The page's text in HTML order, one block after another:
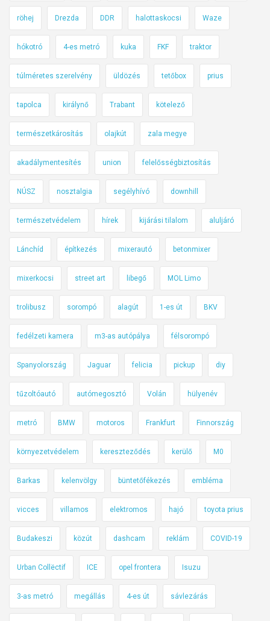
e
t
e
ő
l
a
z
ü
t
z
ö
m
ű
k
d
”
T
e
i
g
h
t
i
röhej Drezda DDR halottaskocsi Waze
hókotró 4-es metró kuka FKF traktor
túlméretes szerelvény üldözés tetőbox prius
tapolca királynő Trabant kötelező
természetkárosítás olajkút zala megye
akadálymentesítés union felelősségbiztosítás
NÚSZ nosztalgia segélyhívó downhill
természetvédelem hírek kijárási tilalom aluljáró
Lánchíd építkezés mixerautó betonmixer
mixerkocsi street art libegő MOL Limo
trolibusz sorompó alagút 1-es út BKV
fedélzeti kamera m3-as autópálya félsorompó
Spanyolország Jaguar felicia pickup diy
tűzoltóautó autómegosztó Volán hülyenév
metró BMW motoros Frankfurt Finnország
környezetvédelem kereszteződés kerülő M0
Barkas kelenvölgy büntetőfékezés embléma
vicces villamos elektromos hajó toyota prius
Budakeszi közút dashcam reklám COVID-19
Urban Collëctif ICE opel frontera Isuzu
3-as metró megállás 4-es út sávlezárás